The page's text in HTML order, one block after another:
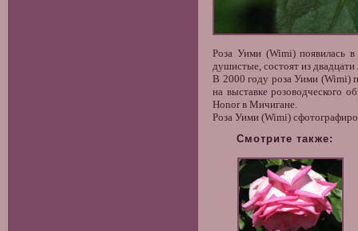
Роза Уими (Wimi) появилась
душистые, состоят из двадцати
В 2000 году роза Уими (Wimi)
на выставке розоводческого
Honor в Мичигане.
Роза Уими (Wimi)
Смотрите также: